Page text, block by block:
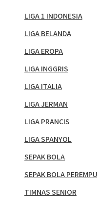
LIGA 1 INDONESIA
LIGA BELANDA
LIGA EROPA
LIGA INGGRIS
LIGA ITALIA
LIGA JERMAN
LIGA PRANCIS
LIGA SPANYOL
SEPAK BOLA
SEPAK BOLA
TIMNAS SENIOR